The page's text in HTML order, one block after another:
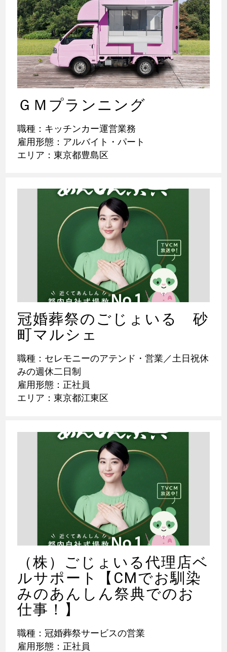
ＧＭプランニング
職種：キッチンカー運営業務
雇用形態：アルバイト・パート
エリア：東京都豊島区
冠婚葬祭のごじょいる 砂
町マルシェ
職種：セレモニーのアテンド・営業／土日祝休
みの週休二日制
雇用形態：正社員
エリア：東京都江東区
（株）ごじょいる代理店ベ
ルサポート【CMでお馴染
みのあんしん祭典でのお
仕事！】
職種：冠婚葬祭サービスの営業
雇用形態：正社員